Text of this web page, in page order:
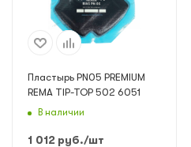
Пластырь PN05 PREMIUM
REMA TIP-TOP 502 6051
В наличии
1 012 руб./шт